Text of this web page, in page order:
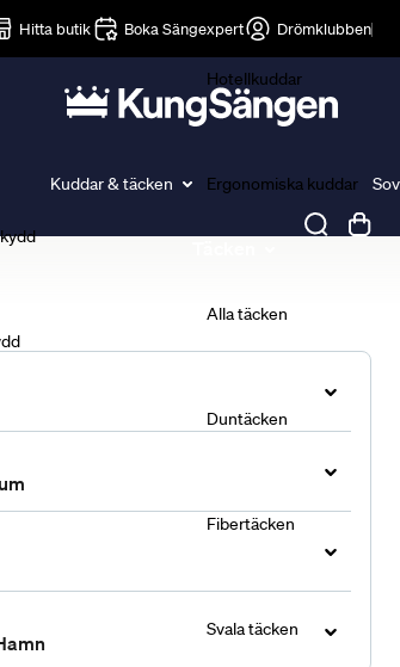
Hitta butik Boka Sängexpert Drömklubben
Kuddar & täcken
Hotellkuddar
Ergonomiska kuddar
Alla täcken
Duntäcken
Fibertäcken
Svala täcken